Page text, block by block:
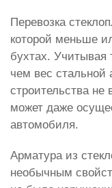
Перевозка
которой меньше
бухтах.
чем вес стальной
строительства не
может даже
автомобиля.
Арматура из
необычным